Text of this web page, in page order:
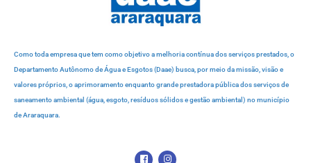
Como toda empresa que tem como objetivo a melhoria contínua dos serviços prestados, o
Departamento Autônomo de Água e Esgotos (Daae) busca, por meio da missão, visão e
valores próprios, o aprimoramento enquanto grande prestadora pública dos serviços de
saneamento ambiental (água, esgoto, resíduos sólidos e gestão ambiental) no município
de Araraquara.